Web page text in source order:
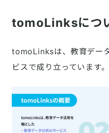
tomoLinksにつ
tomoLinksは、教育デー
ビスで成り立っています。